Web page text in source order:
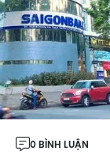
0 BÌNH LUẬN